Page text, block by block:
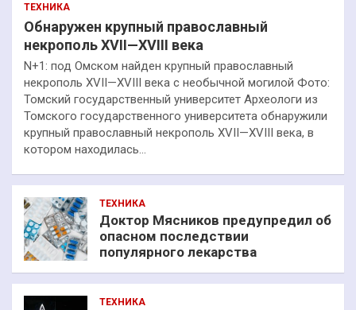
ТЕХНИКА
Обнаружен крупный православный
некрополь XVII—XVIII века
N+1: под Омском найден крупный православный
некрополь XVII—XVIII века с необычной могилой Фото:
Томский государственный университет Археологи из
Томского государственного университета обнаружили
крупный православный некрополь XVII—XVIII века, в
котором находилась…
ТЕХНИКА
Доктор Мясников предупредил об
опасном последствии
популярного лекарства
ТЕХНИКА